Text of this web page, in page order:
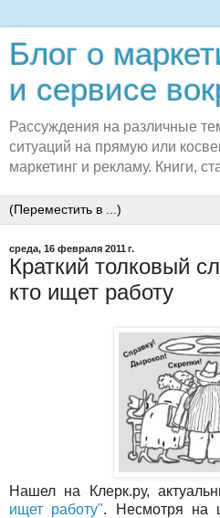
Блог о
и сервисе
Рассуждения на различные
ситуаций на прямую или
маркетинг и рекламу. Книги,
среда, 16 февраля 2011 г.
Краткий толковый
кто ищет работу
Нашел на Клерк.ру,
ищет работу". Несмотря на